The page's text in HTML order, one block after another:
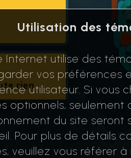
rien
Utilisation des
Internet utilise des
vos préférences
utilisateur. Si vous
optionnels, seulement
du site seront
Pour plus de détails
veuillez vous référer à